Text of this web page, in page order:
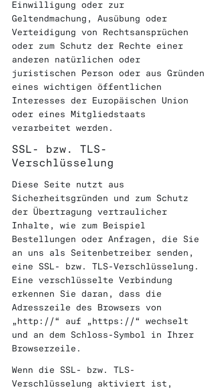
Einwilligung oder zur
Geltendmachung, Ausübung oder
Verteidigung von Rechtsansprüchen
oder zum Schutz der Rechte einer
anderen natürlichen oder
juristischen Person oder aus Gründen
eines wichtigen öffentlichen
Interesses der Europäischen Union
oder eines Mitgliedstaats
verarbeitet werden.
SSL- bzw. TLS-
Verschlüsselung
Diese Seite nutzt aus
Sicherheitsgründen und zum Schutz
der Übertragung vertraulicher
Inhalte, wie zum Beispiel
Bestellungen oder Anfragen, die Sie
an uns als Seitenbetreiber senden,
eine SSL- bzw. TLS-Verschlüsselung.
Eine verschlüsselte Verbindung
erkennen Sie daran, dass die
Adresszeile des Browsers von
„http://“ auf „https://“ wechselt
und an dem Schloss-Symbol in Ihrer
Browserzeile.
Wenn die SSL- bzw. TLS-
Verschlüsselung aktiviert ist,